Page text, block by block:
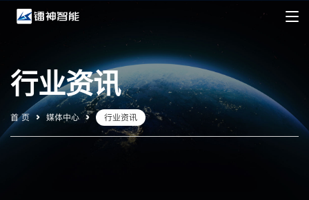
行业资讯
首 页 媒体中心 行业资讯